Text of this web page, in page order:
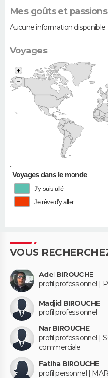
Mes goûts et passions
Aucune information disponible
Voyages
•
+
−
Voyages dans le monde
J'y suis allé
Je rêve d'y aller
VOUS
Adel BIROUCHE
profil professionnel |
Madjid BIROUCHE
profil professionnel
Nar BIROUCHE
profil professionnel |
commerciale
Fatiha BIROUCHE
profil personnel |